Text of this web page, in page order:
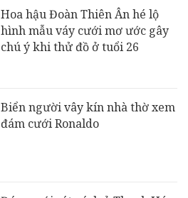
Hoa hậu Đoàn Thiên Ân hé lộ
hình mẫu váy cưới mơ ước gây
chú ý khi thử đồ ở tuổi 26
Biển người vây kín nhà thờ xem
đám cưới Ronaldo